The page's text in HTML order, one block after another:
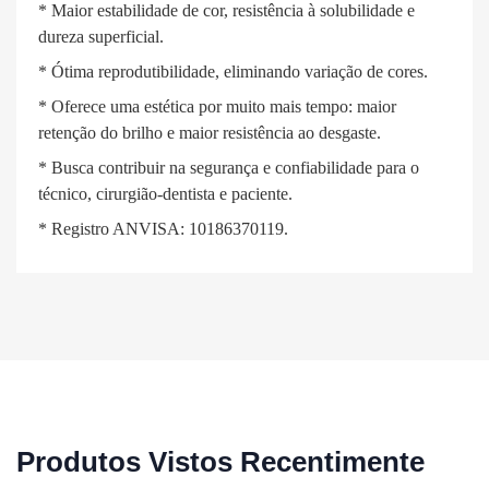
* Maior estabilidade de cor, resistência à solubilidade e
dureza superficial.
* Ótima reprodutibilidade, eliminando variação de cores.
* Oferece uma estética por muito mais tempo: maior
retenção do brilho e maior resistência ao desgaste.
* Busca contribuir na segurança e confiabilidade para o
técnico, cirurgião-dentista e paciente.
* Registro ANVISA: 10186370119.
Produtos Vistos Recentimente